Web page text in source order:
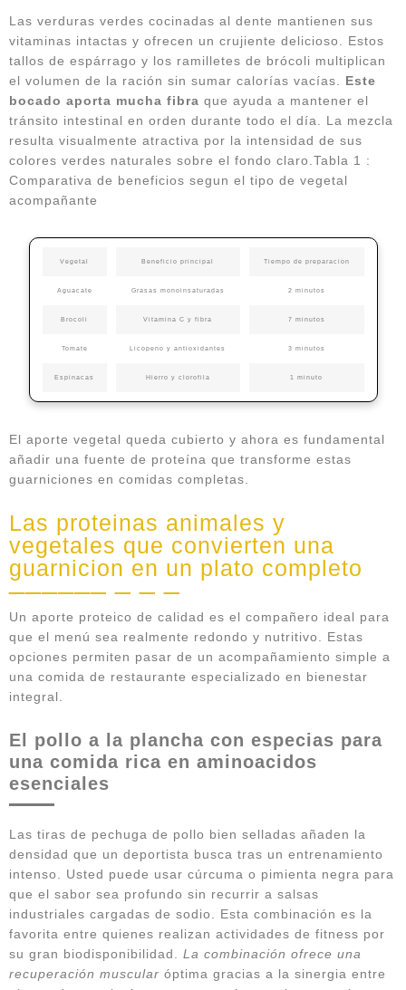
Las verduras verdes cocinadas al dente mantienen sus
vitaminas intactas y ofrecen un crujiente delicioso. Estos
tallos de espárrago y los ramilletes de brócoli multiplican
el volumen de la ración sin sumar calorías vacías. Este
bocado aporta mucha fibra que ayuda a mantener el
tránsito intestinal en orden durante todo el día. La mezcla
resulta visualmente atractiva por la intensidad de sus
colores verdes naturales sobre el fondo claro.Tabla 1 :
Comparativa de beneficios segun el tipo de vegetal
acompañante
Vegetal Beneficio principal Tiempo de preparacion
Aguacate Grasas monoinsaturadas 2 minutos
Brocoli Vitamina C y fibra 7 minutos
Tomate Licopeno y antioxidantes 3 minutos
Espinacas Hierro y clorofila 1 minuto
El aporte vegetal queda cubierto y ahora es fundamental
añadir una fuente de proteína que transforme estas
guarniciones en comidas completas.
Las proteinas animales y
vegetales que convierten una
guarnicion en un plato completo
Un aporte proteico de calidad es el compañero ideal para
que el menú sea realmente redondo y nutritivo. Estas
opciones permiten pasar de un acompañamiento simple a
una comida de restaurante especializado en bienestar
integral.
El pollo a la plancha con especias para
una comida rica en aminoacidos
esenciales
Las tiras de pechuga de pollo bien selladas añaden la
densidad que un deportista busca tras un entrenamiento
intenso. Usted puede usar cúrcuma o pimienta negra para
que el sabor sea profundo sin recurrir a salsas
industriales cargadas de sodio. Esta combinación es la
favorita entre quienes realizan actividades de fitness por
su gran biodisponibilidad. La combinación ofrece una
recuperación muscular óptima gracias a la sinergia entre